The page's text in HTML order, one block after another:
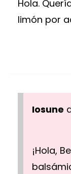
Hola.
limón por
Iosune
¡Hola,